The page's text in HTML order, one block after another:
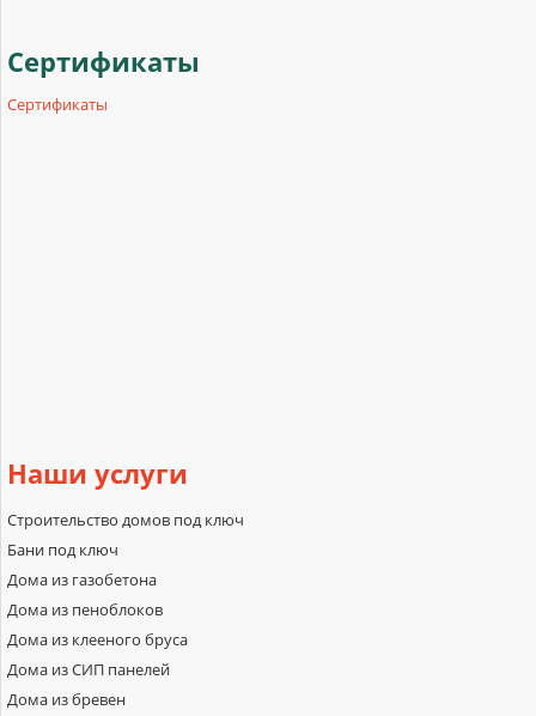
Сертификаты
Сертификаты
Наши услуги
Строительство домов под ключ
Бани под ключ
Дома из газобетона
Дома из пеноблоков
Дома из клееного бруса
Дома из СИП панелей
Дома из бревен